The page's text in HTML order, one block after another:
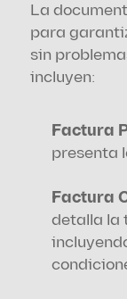
La
para
sin
incluyen:
Factura
presenta
Factura
detalla la